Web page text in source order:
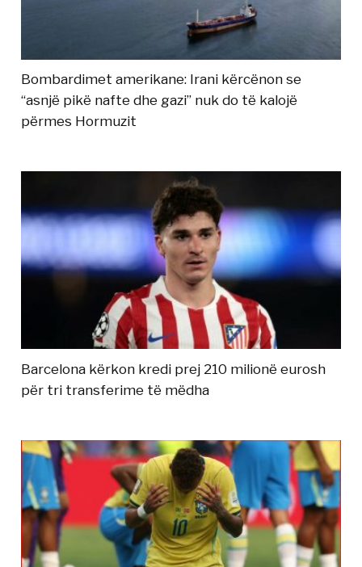
Bombardimet amerikane: Irani kërcënon se
“asnjë pikë nafte dhe gazi” nuk do të kalojë
përmes Hormuzit
Barcelona kërkon kredi prej 210 milionë eurosh
për tri transferime të mëdha